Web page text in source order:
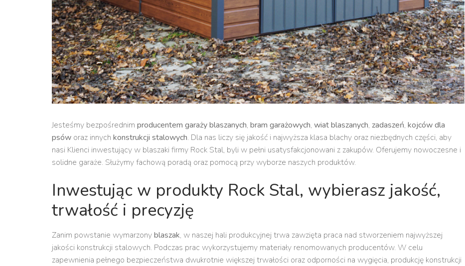
Jesteśmy bezpośrednim producentem garaży blaszanych, bram garażowych, wiat blaszanych, zadaszeń, kojców dla
psów oraz innych konstrukcji stalowych. Dla nas liczy się jakość i najwyższa klasa blachy oraz niezbędnych części, aby
nasi Klienci inwestujący w blaszaki firmy Rock Stal, byli w pełni usatysfakcjonowani z zakupów. Oferujemy nowoczesne i
solidne garaże. Służymy fachową poradą oraz pomocą przy wyborze naszych produktów.
Inwestując w produkty Rock Stal, wybierasz jakość,
trwałość i precyzję
Zanim powstanie wymarzonyblaszak, w naszej hali produkcyjnej trwa zawzięta praca nad stworzeniem najwyższej
jakości konstrukcji stalowych. Podczas prac wykorzystujemy materiały renomowanych producentów. W celu
zapewnienia pełnego bezpieczeństwa dwukrotnie większej trwałości oraz odporności na wygięcia, produkcję konstrukcji